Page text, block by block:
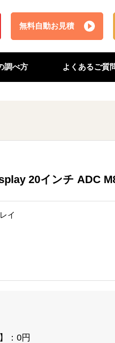
無料自動お見積
調べ方 よくあるご質
20インチ ADC
イ
：0円